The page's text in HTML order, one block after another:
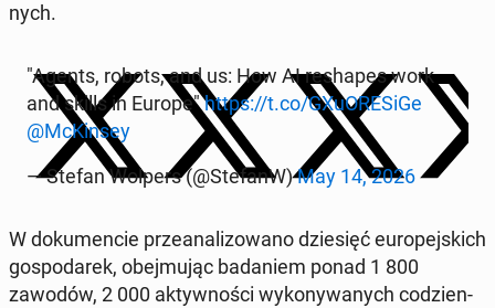
nych.
"Agents, robots, and us: How AI re­sha­pes work
and skills in Europe"https://t.co/GXu­ORE­Si­Ge
@McKin­sey
— Stefan Wolpers (@StefanW)May 14, 2026
W do­ku­men­cie prze­ana­li­zo­wa­no dzie­sięć eu­ro­pej­skich
go­spo­da­rek, obej­mu­jąc ba­da­niem ponad 1 800
zawodów, 2 000 ak­tyw­no­ści wy­ko­ny­wa­nych co­dzien­